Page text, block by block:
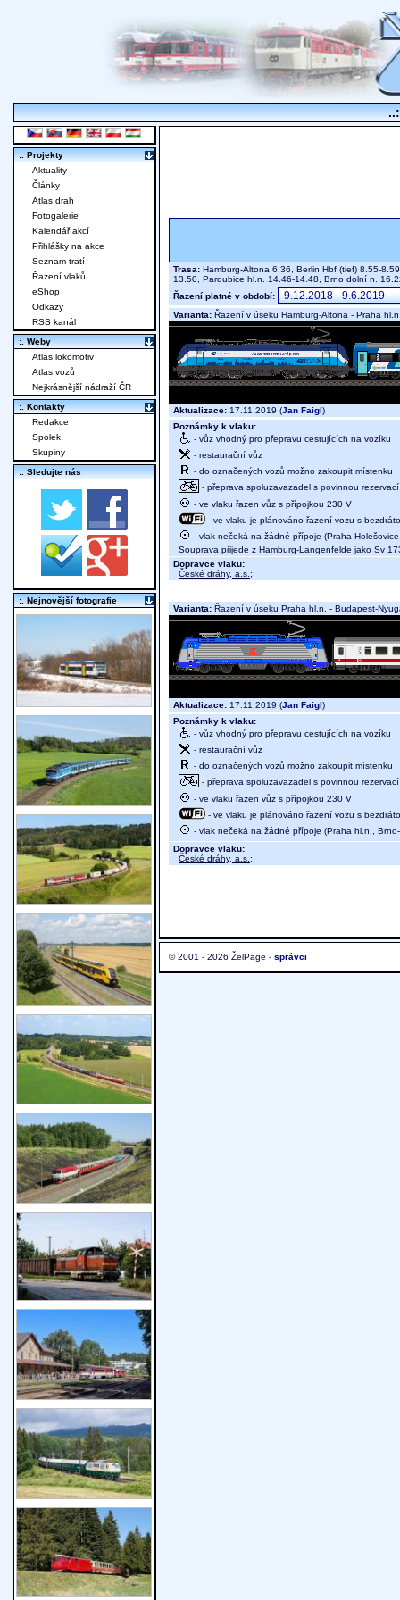
Trasa: Hamburg-Altona 6.36, Berlin Hbf (tief) 8.55-
13.50, Pardubice hl.n. 14.46-14.48, Brno dolní n.
Řazení platné v období:
Varianta: Řazení v úseku Hamburg-Altona - Praha
Aktualizace: 17.11.2019 (Jan Faigl)
Poznámky k vlaku:
- vůz vhodný pro přepravu cestujících na vozíku
- restaurační vůz
- do označených vozů možno zakoupit místenku
- přeprava spoluzavazadel s povinnou
- ve vlaku řazen vůz s přípojkou 230 V
- ve vlaku je plánováno řazení vozu s
- vlak nečeká na žádné přípoje (Praha-
Souprava přijede z Hamburg-Langenfelde jako Sv
Dopravce vlaku:
České dráhy, a.s. ;
Varianta: Řazení v úseku Praha hl.n. - Budapest-
Aktualizace: 17.11.2019 (Jan Faigl)
Poznámky k vlaku:
- vůz vhodný pro přepravu cestujících na vozíku
- restaurační vůz
- do označených vozů možno zakoupit místenku
- přeprava spoluzavazadel s povinnou
- ve vlaku řazen vůz s přípojkou 230 V
- ve vlaku je plánováno řazení vozu s
- vlak nečeká na žádné přípoje (Praha hl.n.,
Dopravce vlaku:
České dráhy, a.s. ;
© 2001 - 2026 ŽelPage - správci
:. Projekty
Aktuality
Články
Atlas drah
Fotogalerie
Kalendář akcí
Přihlášky na akce
Seznam tratí
Řazení vlaků
eShop
Odkazy
RSS kanál
:. Weby
Atlas lokomotiv
Atlas vozů
Nejkrásnější nádraží ČR
:. Kontakty
Redakce
Spolek
Skupiny
:. Sledujte nás
:. Nejnovější fotografie